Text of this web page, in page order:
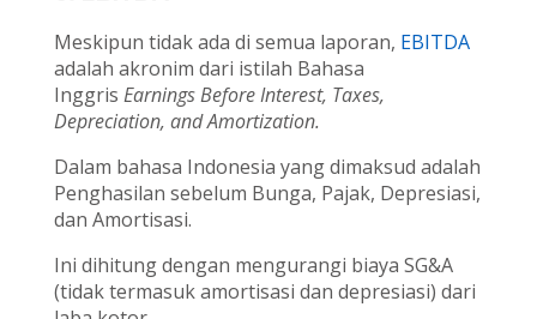
Meskipun tidak ada di semua laporan, EBITDA
adalah akronim dari istilah Bahasa
Inggris Earnings Before Interest, Taxes,
Depreciation, and Amortization.
Dalam bahasa Indonesia yang dimaksud adalah
Penghasilan sebelum Bunga, Pajak, Depresiasi,
dan Amortisasi.
Ini dihitung dengan mengurangi biaya SG&A
(tidak termasuk amortisasi dan depresiasi) dari